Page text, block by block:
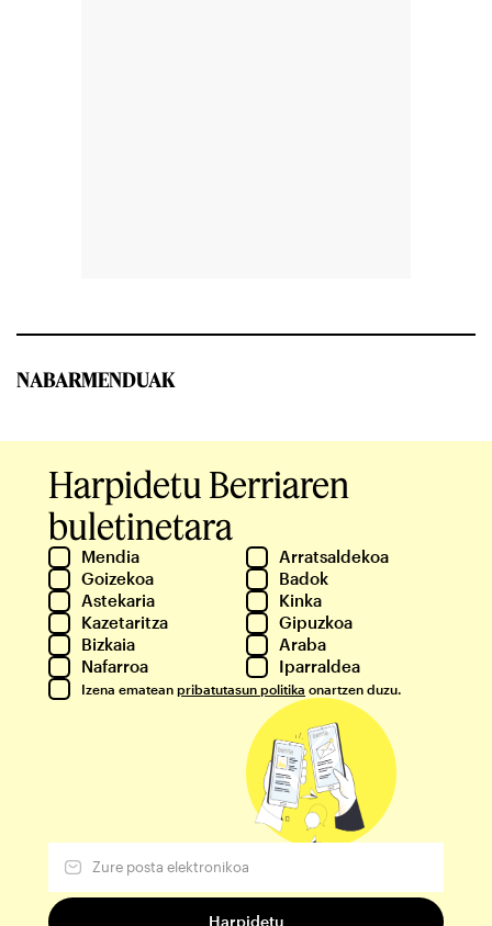
NABARMENDUAK
Harpidetu Berriaren
buletinetara
Mendia
Arratsaldekoa
Goizekoa
Badok
Astekaria
Kinka
Kazetaritza
Gipuzkoa
Bizkaia
Araba
Nafarroa
Iparraldea
Izena ematean pribatutasun politika onartzen duzu.